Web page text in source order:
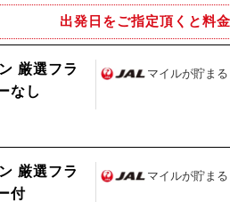
出発日をご指定頂くと料
厳選フラ
なし
マイルが貯まる
厳選フラ
付
マイルが貯まる